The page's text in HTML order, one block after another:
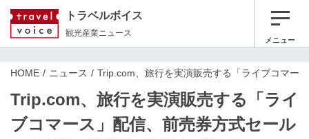
トラベルボイス
観光産業ニュース
メニュー
HOME ニュース Trip.com、旅行を実演販売する「ライブコマー
Trip.com、旅行を実演販売する「ライ
ブコマース」配信、前売券方式セール